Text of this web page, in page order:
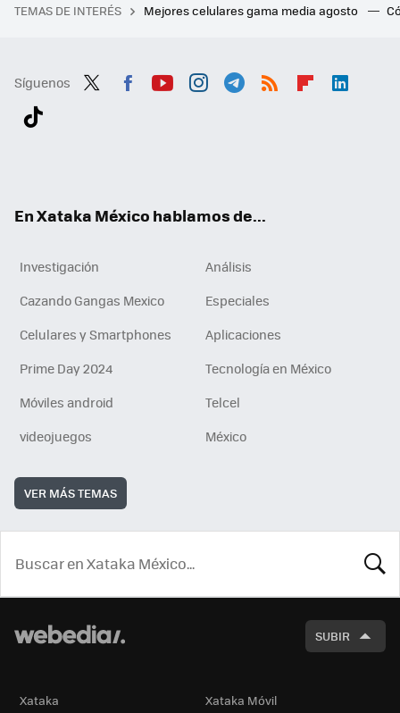
TEMAS DE INTERÉS Mejores celulares gama media agosto
Síguenos
En Xataka México hablamos de...
Investigación
Análisis
Cazando Gangas Mexico
Especiales
Celulares y Smartphones
Aplicaciones
Prime Day 2024
Tecnología en México
Móviles android
Telcel
videojuegos
México
VER MÁS TEMAS
SUBIR
Xataka Xataka Móvil